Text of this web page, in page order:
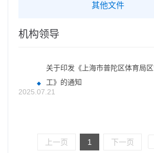
其他文件
机构领导
关于印发《上海市普陀区体育局
工》的通知
2025.07.21
上一页 1 下一页